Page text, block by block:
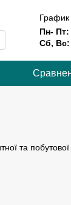
График
Пн- Пт:
Сб, Вс:
та побутової